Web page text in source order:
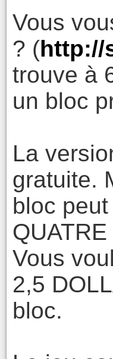
Vous
? (http://
trouve à
un bloc
La
gratuite.
bloc
Vous
2,5
bloc.